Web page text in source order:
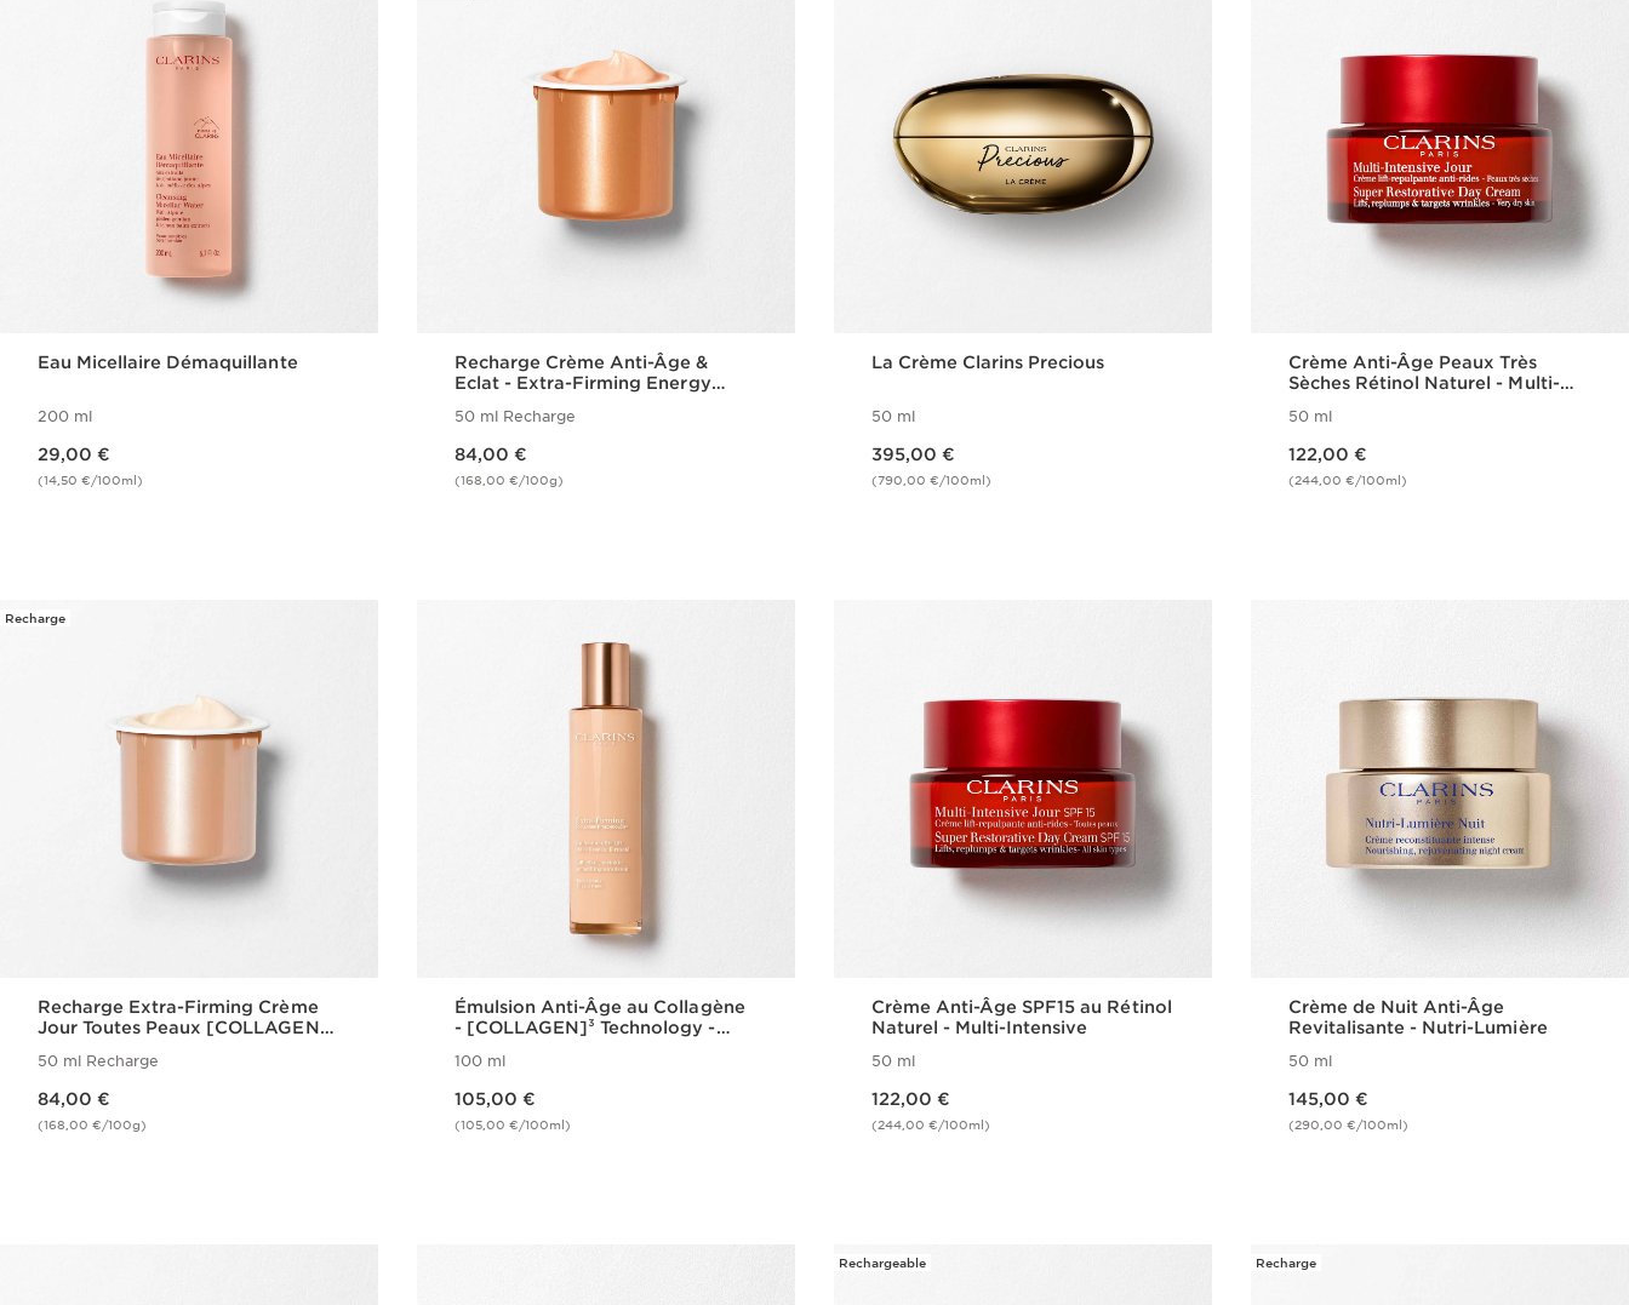
Eau Micellaire Démaquillante
200 ml
29,00 €
(14,50 €/100ml)
Recharge Crème Anti-Âge &
Eclat - Extra-Firming Energy
50 ml Recharge
84,00 €
(168,00 €/100g)
La Crème Clarins Precious
50 ml
395,00 €
(790,00 €/100ml)
Crème Anti-Âge Peaux Très
Sèches Rétinol Naturel - Multi-
50 ml
122,00 €
(244,00 €/100ml)
Recharge
Recharge Extra-Firming Crème
Jour Toutes Peaux [COLLAGEN]³
50 ml Recharge
84,00 €
(168,00 €/100g)
Émulsion Anti-Âge au Collagène
- [COLLAGEN]³ Technology -
100 ml
105,00 €
(105,00 €/100ml)
Crème Anti-Âge SPF15 au Rétinol
Naturel - Multi-Intensive
50 ml
122,00 €
(244,00 €/100ml)
Crème de Nuit Anti-Âge
Revitalisante - Nutri-Lumière
50 ml
145,00 €
(290,00 €/100ml)
Rechargeable Recharge